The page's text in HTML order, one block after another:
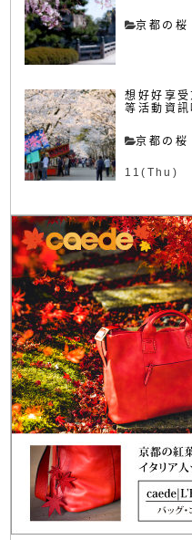
京都の
想好好享
等活動資訊
京都の
11(Thu)